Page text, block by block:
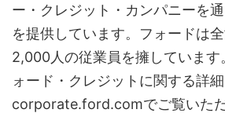
ー・クレジット・カンパニーを
を提供しています。フォードは
2,000人の従業員を擁しています
ォード・クレジットに関する詳細
corporate.ford.comでご覧いただ